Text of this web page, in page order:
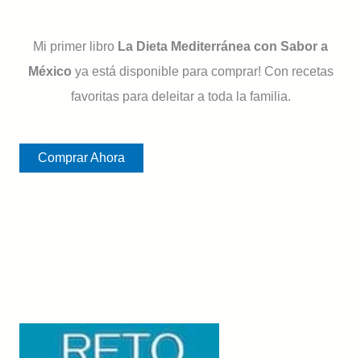
Mi primer libro La Dieta Mediterránea con Sabor a
México ya está disponible para comprar! Con recetas
favoritas para deleitar a toda la familia.
Comprar Ahora